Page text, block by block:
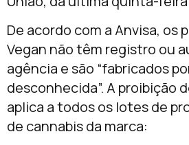
De acordo com a Anvisa, os
Vegan não têm registro ou
agência e são “fabricados
desconhecida”. A proibição
aplica a todos os lotes de
de cannabis da marca: